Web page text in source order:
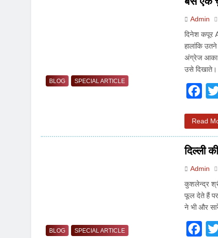
BLOG SPECIAL ARTICLE
Admin
दिनेश कपूर
हालांकि
अंग्रेज आका
उसे
Read
BLOG SPECIAL ARTICLE
दिल्ली
Admin
कुशलेन्द्र
फूल देते हैं पर
ने भी और